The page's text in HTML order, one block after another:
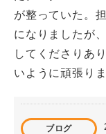
が整っていた。
になりましたが
してくださりあ
いように頑張りま
ブログ